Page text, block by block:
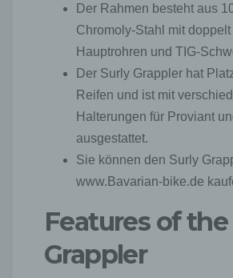
Der Rahmen besteht aus
Chromoly-Stahl mit
Hauptrohren und TIG-
Der Surly Grappler hat
Reifen und ist mit
Halterungen für Proviant
ausgestattet.
Sie können den Surly
www.Bavarian-bike.de
Features of the
Grappler